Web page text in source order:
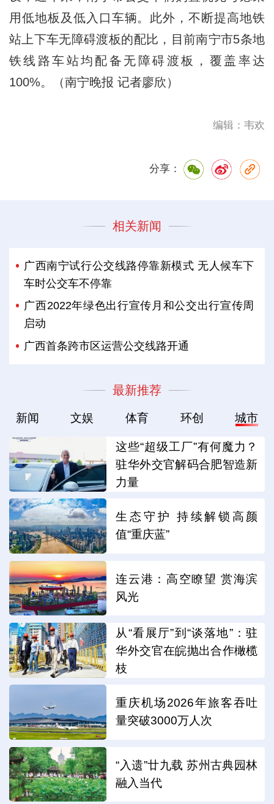
用低地板及低入口车辆。此外，不断提高地铁
站上下车无障碍渡板的配比，目前南宁市5条地
铁线路车站均配备无障碍渡板，覆盖率达
100%。（南宁晚报 记者廖欣）
编辑：韦欢
分享：
相关新闻
广西南宁试行公交线路停靠新模式 无人候车下
车时公交车不停靠
广西2022年绿色出行宣传月和公交出行宣传周
启动
广西首条跨市区运营公交线路开通
最新推荐
新闻 文娱 体育 环创 城市
这些“超级工厂”有何魔力？
驻华外交官解码合肥智造新
力量
生态守护 持续解锁高颜
值“重庆蓝”
连云港：高空瞭望 赏海滨
风光
从“看展厅”到“谈落地”：驻
华外交官在皖抛出合作橄榄
枝
重庆机场2026年旅客吞吐
量突破3000万人次
“入遗”廿九载 苏州古典园林
融入当代